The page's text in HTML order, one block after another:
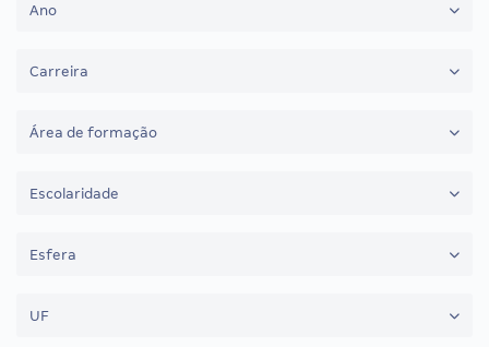
Ano
Carreira
Área de formação
Escolaridade
Esfera
UF